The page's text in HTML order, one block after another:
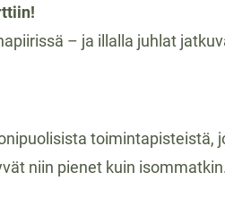
– ja illalla juhlat
toimintapisteistä,
niin pienet kuin isommatkin.